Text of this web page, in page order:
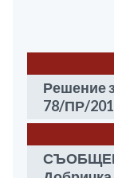
Решение
78/ПР/